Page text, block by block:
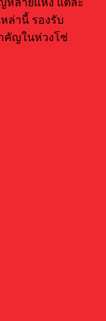
ลายแห่ง แต่ละ
ล่านี้ รองรับ
คัญในห่วงโซ่